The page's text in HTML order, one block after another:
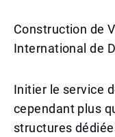
Construction de
International de
Initier le service
cependant plus
structures